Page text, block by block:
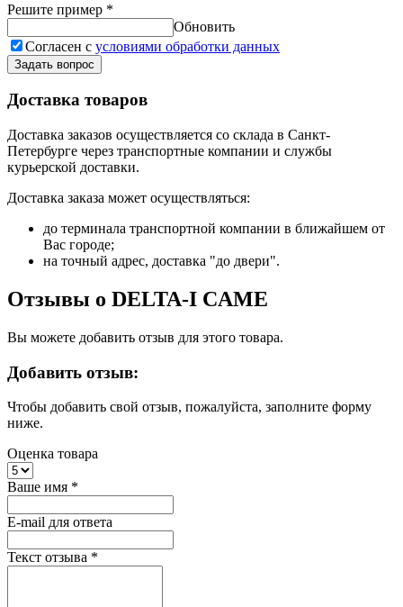
Решите пример *
Обновить
Согласен с условиями обработки данных
Задать вопрос
Доставка товаров
Доставка заказов осуществляется со склада в Санкт-
Петербурге через транспортные компании и службы
курьерской доставки.
Доставка заказа может осуществляться:
до терминала транспортной компании в ближайшем от
Вас городе;
на точный адрес, доставка "до двери".
Отзывы о DELTA-I CAME
Вы можете добавить отзыв для этого товара.
Добавить отзыв:
Чтобы добавить свой отзыв, пожалуйста, заполните форму
ниже.
Оценка товара
Ваше имя *
E-mail для ответа
Текст отзыва *